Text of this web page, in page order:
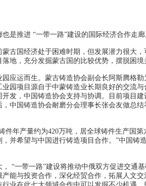
推进 “一带一路”建设的国际经济合作走廊
国经济处于困难时期，但发展潜力很大，
地，充分发掘蒙古国的比较优势，摆脱困境
运而生。蒙古铸造协会副会长阿斯腾格勒
园项目源自于中蒙铸造业长期良好的交流与
发，中国铸造协会支持与协调。目前项目
中国铸造协会耐磨分会理事长张会友做总
年产量约为420万吨，居全球铸件生产国第
并希望与中国进行铸造项目合作。”中国铸
一带一路”建设将推动中俄双方促进交通基
能与投资合作，深化经贸合作，拓展人文